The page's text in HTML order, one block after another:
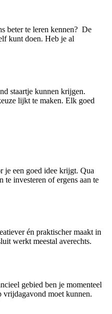
beter te leren kennen? De
kunt doen. Heb je al
staartje kunnen krijgen.
lijkt te maken. Elk goed
je een goed idee krijgt. Qua
te investeren of ergens aan te
én praktischer maakt in
werkt meestal averechts.
gebied ben je momenteel
vrijdagavond moet kunnen.